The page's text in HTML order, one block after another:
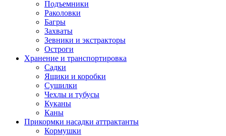
Подъемники
Раколовки
Багры
Захваты
Зевники и экстракторы
Остроги
Хранение и транспортировка
Садки
Ящики и коробки
Сушилки
Чехлы и тубусы
Куканы
Каны
Прикормки насадки аттрактанты
Кормушки